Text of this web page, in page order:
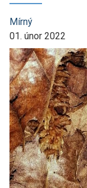
Mírný
01. únor 2022